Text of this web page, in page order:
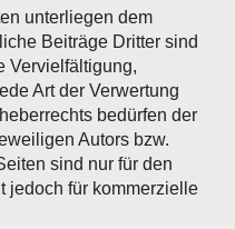
unterliegen dem
Beiträge Dritter sind
Vervielfältigung,
Art der Verwertung
bedürfen der
Autors bzw.
sind nur für den
jedoch für kommerzielle